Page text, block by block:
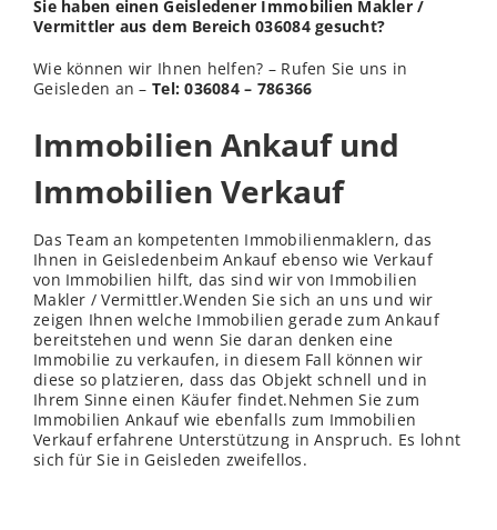
Sie haben einen Geisledener Immobilien Makler /
Vermittler aus dem Bereich 036084 gesucht?
Wie können wir Ihnen helfen? – Rufen Sie uns in
Geisleden an –Tel: 036084 – 786366
Immobilien Ankauf und
Immobilien Verkauf
Das Team an kompetenten Immobilienmaklern, das
Ihnen in Geisledenbeim Ankauf ebenso wie Verkauf
von Immobilien hilft, das sind wir von Immobilien
Makler / Vermittler.Wenden Sie sich an uns und wir
zeigen Ihnen welche Immobilien gerade zum Ankauf
bereitstehen und wenn Sie daran denken eine
Immobilie zu verkaufen, in diesem Fall können wir
diese so platzieren, dass das Objekt schnell und in
Ihrem Sinne einen Käufer findet.Nehmen Sie zum
Immobilien Ankauf wie ebenfalls zum Immobilien
Verkauf erfahrene Unterstützung in Anspruch. Es lohnt
sich für Sie in Geisleden zweifellos.